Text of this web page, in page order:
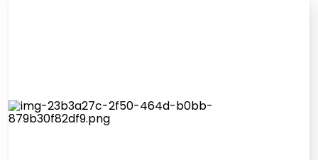
pattumiera raccolta differenziata